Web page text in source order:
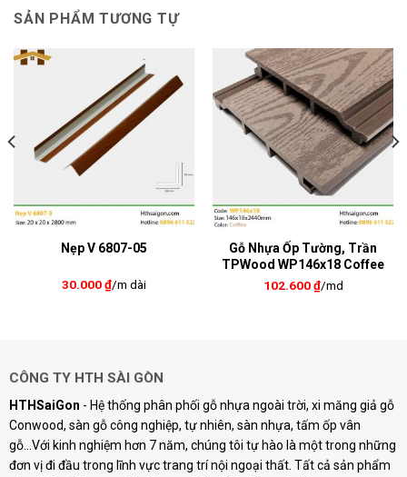
SẢN PHẨM TƯƠNG TỰ
Nẹp V 6807-05
30.000₫/m dài
Gỗ Nhựa Ốp Tường, Trần
TPWood WP146x18 Coffee
102.600₫/md
CÔNG TY HTH SÀI GÒN
HTHSaiGon - Hệ thống phân phối gỗ nhựa ngoài trời, xi măng giả gỗ
Conwood, sàn gỗ công nghiệp, tự nhiên, sàn nhựa, tấm ốp vân
gỗ...Với kinh nghiệm hơn 7 năm, chúng tôi tự hào là một trong những
đơn vị đi đầu trong lĩnh vực trang trí nội ngoại thất. Tất cả sản phẩm